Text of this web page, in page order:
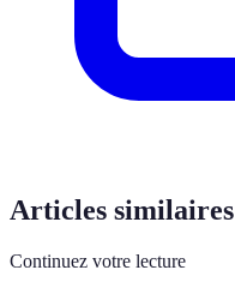
Articles similaires
Continuez votre lecture